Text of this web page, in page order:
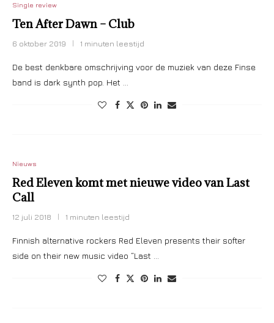
Single review
Ten After Dawn – Club
6 oktober 2019 1 minuten leestijd
De best denkbare omschrijving voor de muziek van deze Finse
band is dark synth pop. Het …
Nieuws
Red Eleven komt met nieuwe video van Last
Call
12 juli 2018 1 minuten leestijd
Finnish alternative rockers Red Eleven presents their softer
side on their new music video “Last …